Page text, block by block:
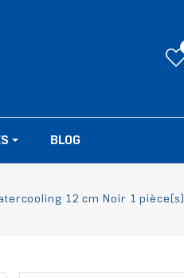
BLOG
12 cm Noir 1 pièce(s)